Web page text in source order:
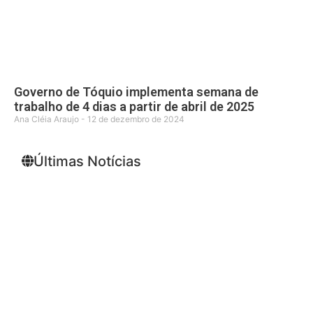
Governo de Tóquio implementa semana de
trabalho de 4 dias a partir de abril de 2025
Ana Cléia Araujo 12 de dezembro de 2024
Últimas Notícias